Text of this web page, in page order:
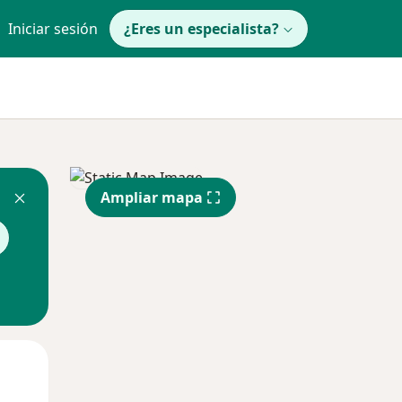
Iniciar sesión ¿Eres un especialista?
Ampliar mapa